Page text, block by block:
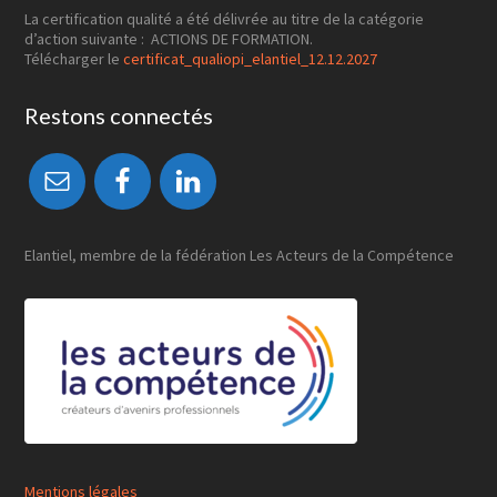
La certification qualité a été délivrée au titre de la catégorie
d’action suivante : ACTIONS DE FORMATION.
Télécharger lecertificat_qualiopi_elantiel_12.12.2027
Restons connectés
Elantiel, membre de la fédération Les Acteurs de la Compétence
Mentions légales